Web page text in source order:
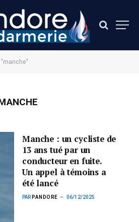
"manche"
Manche : un cycliste de
13 ans tué par un
conducteur en fuite.
Un appel à témoins a
été lancé
PAR PANDORE 06/12/2025